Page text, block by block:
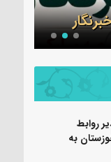
روابط
به